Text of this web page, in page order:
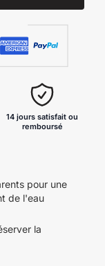
14 jours satisfait ou
remboursé
pour une
de l'eau
la